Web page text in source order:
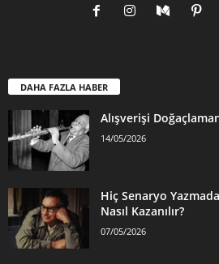
DAHA FAZLA HABER
Alışverişi
14/05/2026
Hiç Senaryo
Nasıl Kazanılır?
07/05/2026